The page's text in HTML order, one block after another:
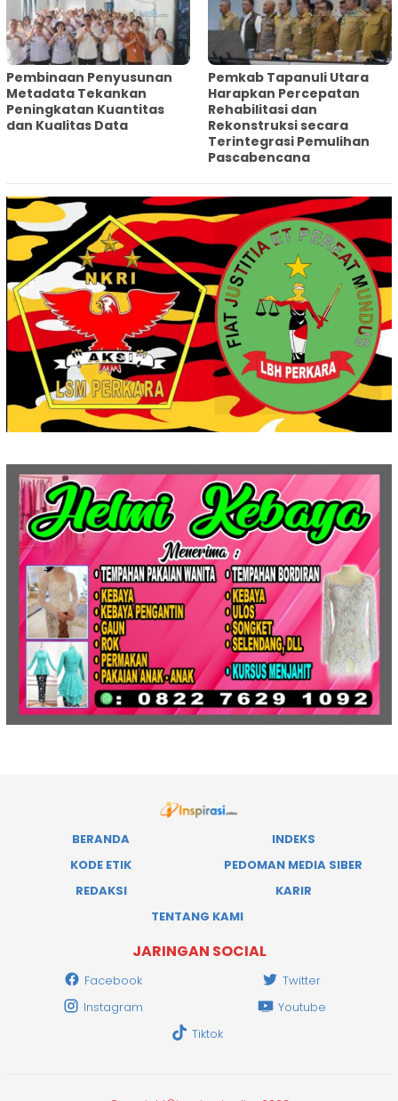
Pembinaan Penyusunan
Metadata Tekankan
Peningkatan Kuantitas
dan Kualitas Data
‎Pemkab Tapanuli Utara
Harapkan Percepatan
Rehabilitasi dan
Rekonstruksi secara
Terintegrasi Pemulihan
Pascabencana
BERANDA
INDEKS
KODE ETIK
PEDOMAN MEDIA SIBER
REDAKSI
KARIR
TENTANG KAMI
JARINGAN SOCIAL
Facebook
Twitter
Instagram
Youtube
Tiktok